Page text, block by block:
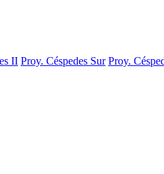
II Proy. Céspedes Sur Proy.